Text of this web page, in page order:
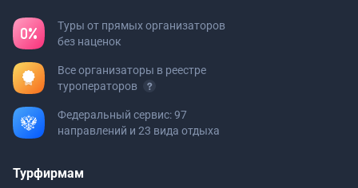
Туры от прямых организаторов
без наценок
Все организаторы в реестре
туроператоров
Федеральный сервис: 97
направлений и 23 вида отдыха
Турфирмам